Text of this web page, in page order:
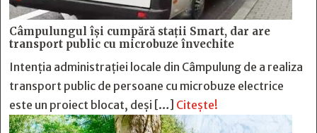
Câmpulungul îşi cumpără staţii Smart, dar are
transport public cu microbuze învechite
Intenția administrației locale din Câmpulung de a realiza
transport public de persoane cu microbuze electrice
este un proiect blocat, deși […] Citește!